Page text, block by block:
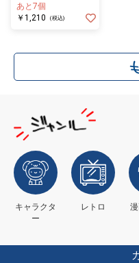
＆浜守一郎
あと7個
￥1,210
(税込)
キャラクタ
ー
レトロ